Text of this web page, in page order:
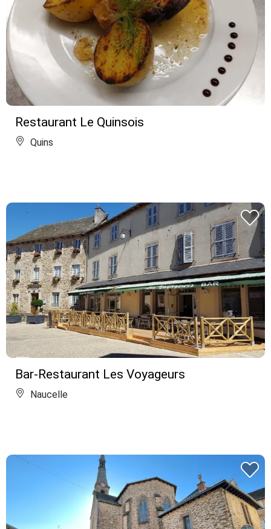
Restaurant Le Quinsois
Quins
Bar-Restaurant Les Voyageurs
Naucelle